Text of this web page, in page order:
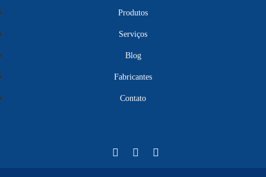
Produtos
Serviços
Blog
Fabricantes
Contato